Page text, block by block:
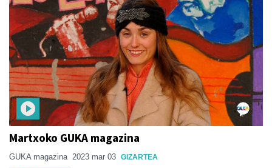
Martxoko GUKA magazina
GUKA magazina 2023 mar 03 GIZARTEA